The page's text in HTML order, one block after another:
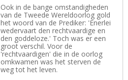
Ook in de bange omstandigheden
van de Tweede Wereldoorlog gold
het woord van de Prediker: 'Enerlei
wedervaart den rechtvaardige en
den goddeloze.' Toch was er een
groot verschil. Voor de
'rechtvaardigen' die in de oorlog
omkwamen was het sterven de
weg tot het leven.